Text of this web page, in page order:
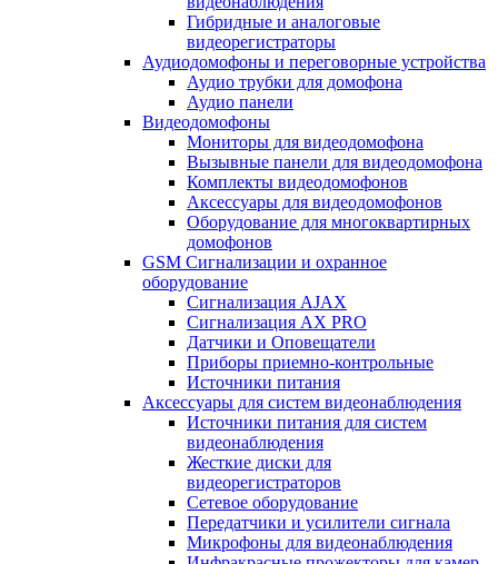
Гибридные и аналоговые
видеорегистраторы
Аудиодомофоны и переговорные устройства
Аудио трубки для домофона
Аудио панели
Видеодомофоны
Мониторы для видеодомофона
Вызывные панели для видеодомофона
Комплекты видеодомофонов
Аксессуары для видеодомофонов
Оборудование для многоквартирных
домофонов
GSM Сигнализации и охранное
оборудование
Сигнализация AJAX
Сигнализация AX PRO
Датчики и Оповещатели
Приборы приемно-контрольные
Источники питания
Аксессуары для систем видеонаблюдения
Источники питания для систем
видеонаблюдения
Жесткие диски для
видеорегистраторов
Сетевое оборудование
Передатчики и усилители сигнала
Микрофоны для видеонаблюдения